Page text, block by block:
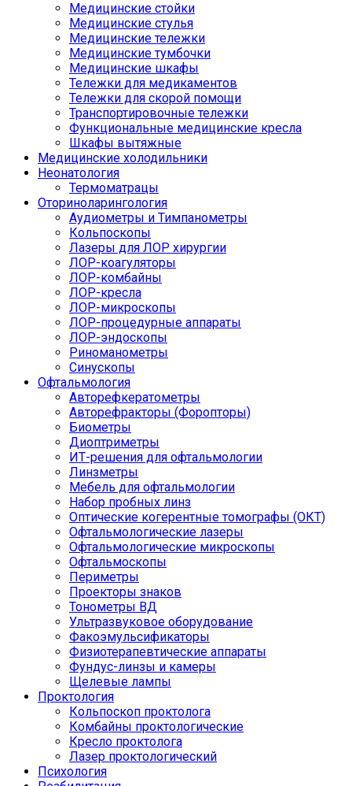
Медицинские стойки
Медицинские стулья
Медицинские тележки
Медицинские тумбочки
Медицинские шкафы
Тележки для медикаментов
Тележки для скорой помощи
Транспортировочные тележки
Функциональные медицинские кресла
Шкафы вытяжные
Медицинские холодильники
Неонатология
Термоматрацы
Оториноларингология
Аудиометры и Тимпанометры
Кольпоскопы
Лазеры для ЛОР хирургии
ЛОР-коагуляторы
ЛОР-комбайны
ЛОР-кресла
ЛОР-микроскопы
ЛОР-процедурные аппараты
ЛОР-эндоскопы
Риноманометры
Синускопы
Офтальмология
Авторефкератометры
Авторефракторы (Форопторы)
Биометры
Диоптриметры
ИТ-решения для офтальмологии
Линзметры
Мебель для офтальмологии
Набор пробных линз
Оптические когерентные томографы (ОКТ)
Офтальмологические лазеры
Офтальмологические микроскопы
Офтальмоскопы
Периметры
Проекторы знаков
Тонометры ВД
Ультразвуковое оборудование
Факоэмульсификаторы
Физиотерапевтические аппараты
Фундус-линзы и камеры
Щелевые лампы
Проктология
Кольпоскоп проктолога
Комбайны проктологические
Кресло проктолога
Лазер проктологический
Психология